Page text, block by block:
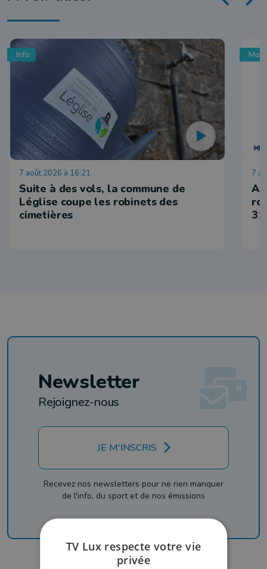
Info
7 août 2026 à 16:21
Suite à des vols, la commune de
Léglise coupe les robinets des
cimetières
7
Newsletter
Rejoignez-nous
JE M'INSCRIS
Recevez nos newsletters pour ne rien manquer
de l'info, du sport et de nos émissions
TV Lux respecte votre vie
privée